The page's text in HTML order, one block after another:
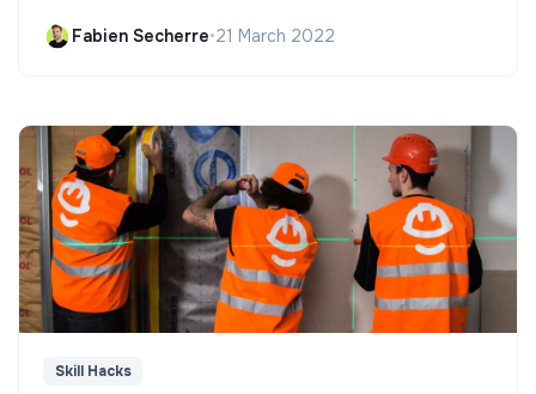
Fabien Secherre•21 March 2022
Skill Hacks